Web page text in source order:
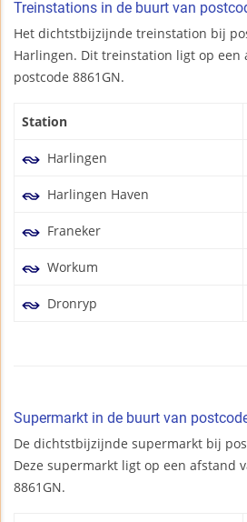
Treinstations in de buurt van
Het dichtstbijzijnde treinstation bij
Harlingen. Dit treinstation ligt op een
postcode 8861GN.
Station
Harlingen
Harlingen Haven
Franeker
Workum
Dronryp
Supermarkt in de buurt van
De dichtstbijzijnde supermarkt bij
Deze supermarkt ligt op een afstand
8861GN.